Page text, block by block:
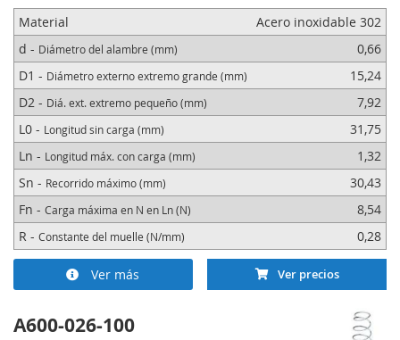
Material
Acero inoxidable 302
d - Diámetro del alambre (mm)
0,66
D1 - Diámetro externo extremo grande (mm)
15,24
D2 - Diá. ext. extremo pequeño (mm)
7,92
L0 - Longitud sin carga (mm)
31,75
Ln - Longitud máx. con carga (mm)
1,32
Sn - Recorrido máximo (mm)
30,43
Fn - Carga máxima en N en Ln (N)
8,54
R - Constante del muelle (N/mm) 0,28
Ver más Ver precios
A600-026-100